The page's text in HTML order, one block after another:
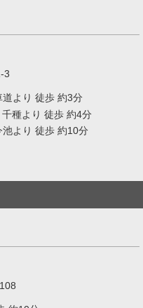
3
より 徒歩 約3分
種より 徒歩 約4分
より 徒歩 約10分